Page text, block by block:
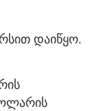
დაიწყო.